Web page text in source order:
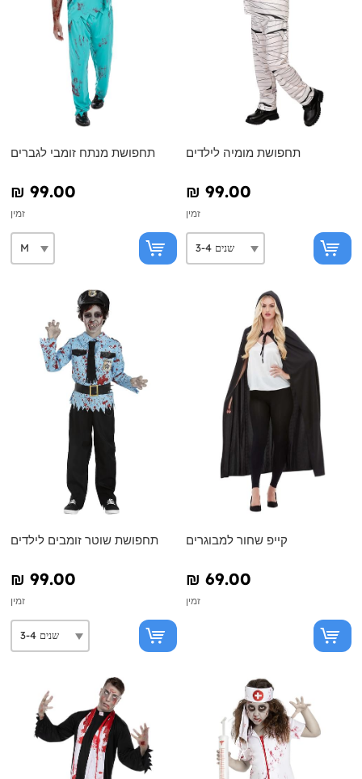
תחפושת מנתח זומבי לגברים
₪‎ 99.00
זמין
תחפושת מומיה לילדים
₪‎ 99.00
זמין
תחפושת שוטר זומבים לילדים
₪‎ 99.00
זמין
קייפ שחור למבוגרים
₪‎ 69.00
זמין